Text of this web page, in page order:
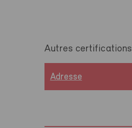
Autres certifications
Adresse